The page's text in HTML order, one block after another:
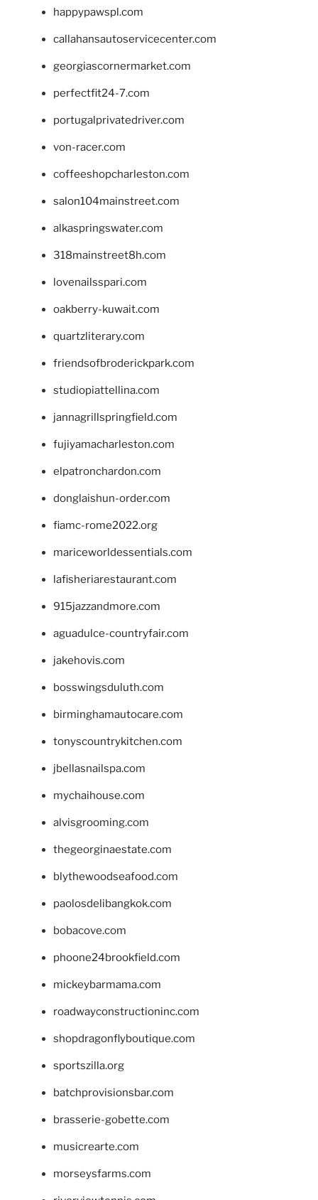
happypawspl.com
callahansautoservicecenter.com
georgiascornermarket.com
perfectfit24-7.com
portugalprivatedriver.com
von-racer.com
coffeeshopcharleston.com
salon104mainstreet.com
alkaspringswater.com
318mainstreet8h.com
lovenailsspari.com
oakberry-kuwait.com
quartzliterary.com
friendsofbroderickpark.com
studiopiattellina.com
jannagrillspringfield.com
fujiyamacharleston.com
elpatronchardon.com
donglaishun-order.com
fiamc-rome2022.org
mariceworldessentials.com
lafisheriarestaurant.com
915jazzandmore.com
aguadulce-countryfair.com
jakehovis.com
bosswingsduluth.com
birminghamautocare.com
tonyscountrykitchen.com
jbellasnailspa.com
mychaihouse.com
alvisgrooming.com
thegeorginaestate.com
blythewoodseafood.com
paolosdelibangkok.com
bobacove.com
phoone24brookfield.com
mickeybarmama.com
roadwayconstructioninc.com
shopdragonflyboutique.com
sportszilla.org
batchprovisionsbar.com
brasserie-gobette.com
musicrearte.com
morseysfarms.com